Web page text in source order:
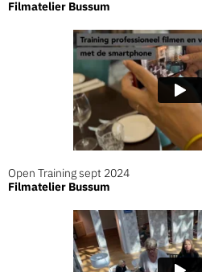
Filmatelier Bussum
Open Training sept 2024
Filmatelier Bussum